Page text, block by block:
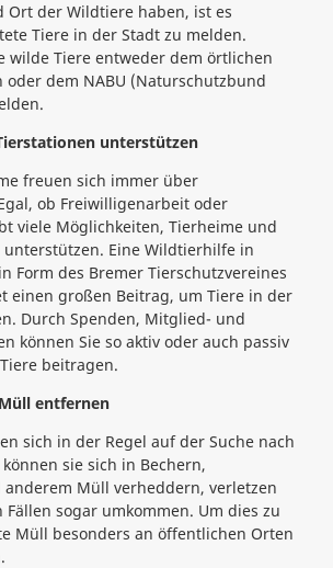
Ort der Wildtiere haben, ist es
Tiere in der Stadt zu melden.
wilde Tiere entweder dem örtlichen
oder dem NABU (Naturschutzbund
unterstützen
freuen sich immer über
ob Freiwilligenarbeit oder
viele Möglichkeiten, Tierheime und
Eine Wildtierhilfe in
Form des Bremer Tierschutzvereines
einen großen Beitrag, um Tiere in der
Durch Spenden, Mitglied- und
können Sie so aktiv oder auch passiv
beitragen.
entfernen
sich in der Regel auf der Suche nach
sie sich in Bechern,
anderem Müll verheddern, verletzen
sogar umkommen. Um dies zu
Müll besonders an öffentlichen Orten